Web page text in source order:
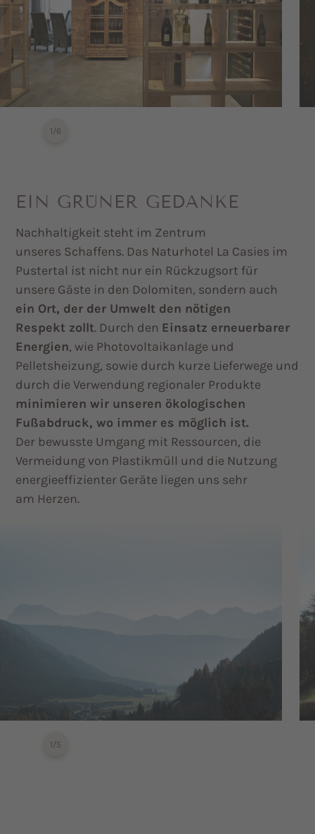
1 /6
EIN GRÜNER GEDANKE
Nachhaltigkeit steht im Zentrum
unseres Schaffens. Das Naturhotel La Casies im
Pustertal ist nicht nur ein Rückzugsort für
unsere Gäste in den Dolomiten, sondern auch
ein Ort, der der Umwelt den nötigen
Respekt zollt. Durch den Einsatz erneuerbarer
Energien, wie Photovoltaikanlage und
Pelletsheizung, sowie durch kurze Lieferwege und
durch die Verwendung regionaler Produkte
minimieren wir unseren ökologischen
Fußabdruck, wo immer es möglich ist.
Der bewusste Umgang mit Ressourcen, die
Vermeidung von Plastikmüll und die Nutzung
energieeffizienter Geräte liegen uns sehr
am Herzen.
1/5